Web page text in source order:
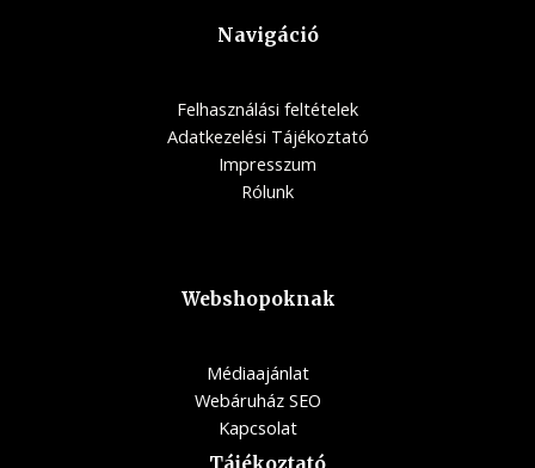
Navigáció
Felhasználási feltételek
Adatkezelési Tájékoztató
Impresszum
Rólunk
Webshopoknak
Médiaajánlat
Webáruház SEO
Kapcsolat